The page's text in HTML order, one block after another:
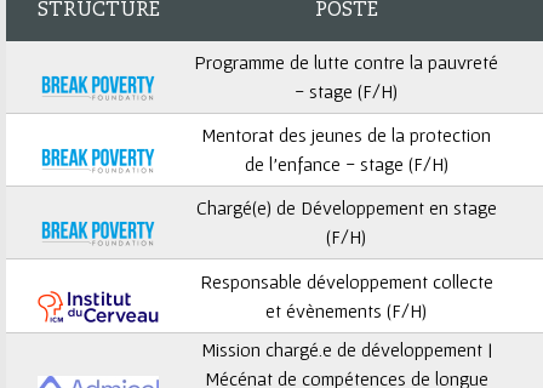
ê
s
STRUCTURE POSTE
Programme de lutte contre la pauvreté
- stage (F/H)
Mentorat des jeunes de la protection
de l’enfance - stage (F/H)
Chargé(e) de Développement en stage
(F/H)
Responsable développement collecte
et évènements (F/H)
Mission chargé.e de développement |
Mécénat de compétences de longue